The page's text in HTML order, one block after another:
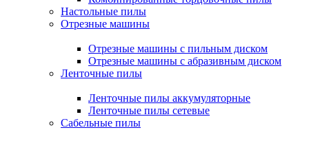
Настольные пилы
Отрезные машины
Отрезные машины с пильным диском
Отрезные машины с абразивным диском
Ленточные пилы
Ленточные пилы аккумуляторные
Ленточные пилы сетевые
Сабельные пилы